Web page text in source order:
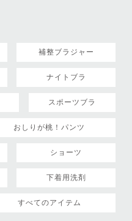
補整ブラジャー
ナイトブラ
スポーツブラ
おしりが桃！パンツ
ショーツ
下着用洗剤
すべてのアイテム